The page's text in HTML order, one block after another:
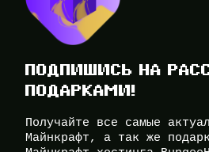
ПОДПИШИСЬ НА
ПОДАРКАМИ!
Получайте все самые
Майнкрафт, а так же